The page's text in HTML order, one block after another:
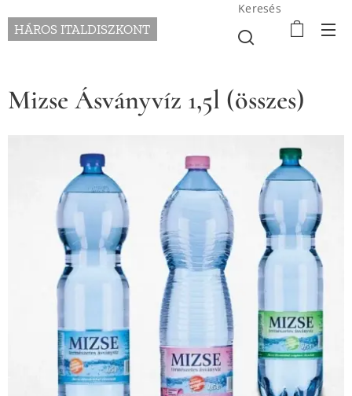
HÁROS ITALDISZKONT
Keresés
Mizse Ásványvíz 1,5l (összes)